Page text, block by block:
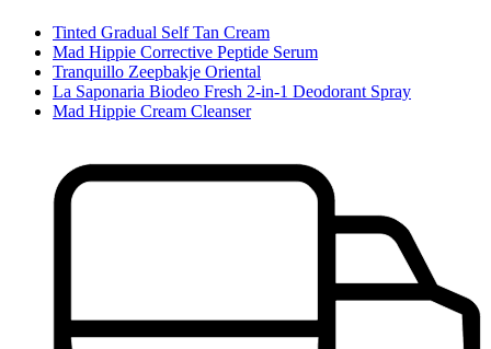
Tinted Gradual Self Tan Cream
Mad Hippie Corrective Peptide Serum
Tranquillo Zeepbakje Oriental
La Saponaria Biodeo Fresh 2-in-1 Deodorant Spray
Mad Hippie Cream Cleanser